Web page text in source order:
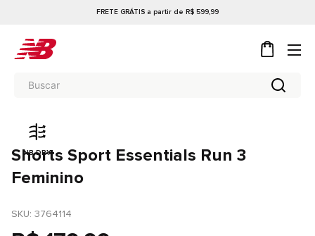
FRETE GRÁTIS a partir de R$ 599,99
NB DRY
Shorts Sport Essentials Run 3
Feminino
SKU: 3764114